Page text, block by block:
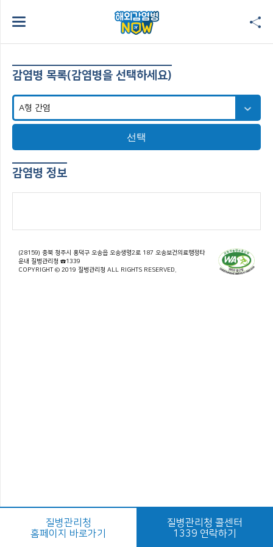
감염병 목록(감염병을 선택하세요)
선택
감염병 정보
(28159) 충북 청주시 흥덕구 오송읍 오송생명2로 187 오송보건의료행정타
운내 질병관리청 ☎1339
COPYRIGHT © 2019 질병관리청 ALL RIGHTS RESERVED.
질병관리청
홈페이지 바로가기
질병관리청 콜센터
1339 연락하기